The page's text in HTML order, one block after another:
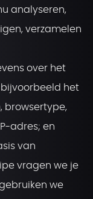
analyseren,
verzamelen
over het
het
browsertype,
adres; en
van
vragen we je
we